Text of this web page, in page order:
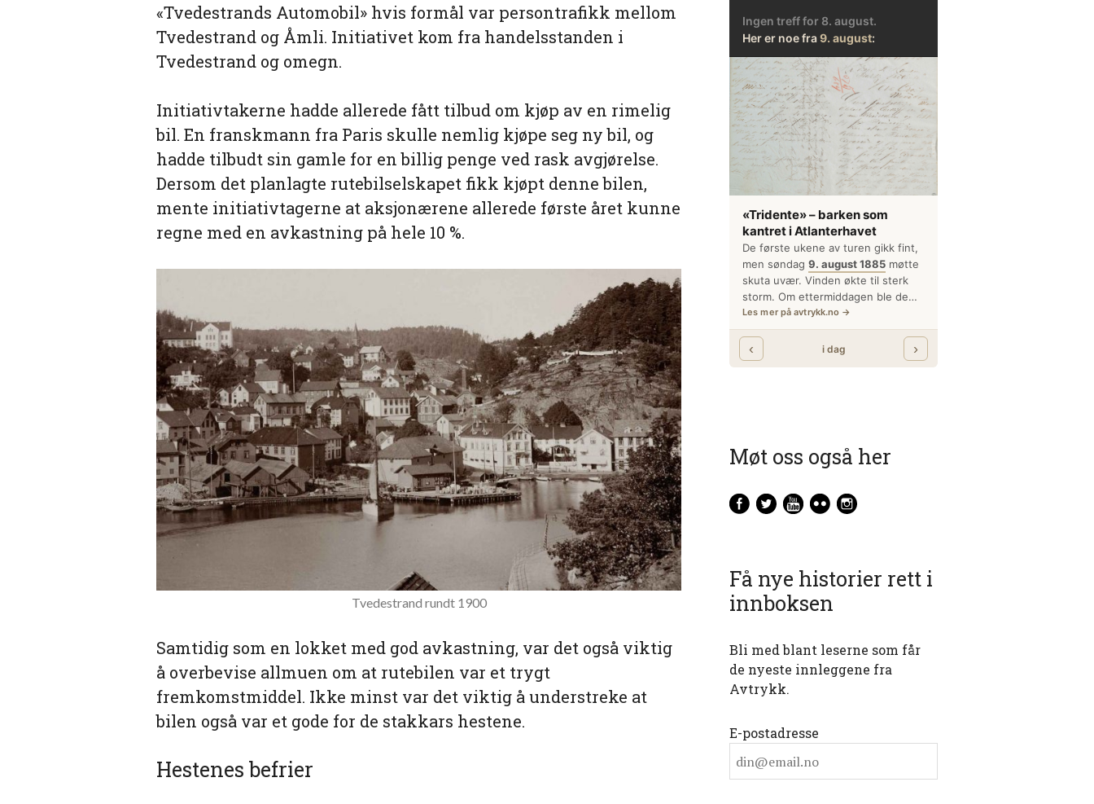
«Tvedestrands Automobil» hvis formål var persontrafikk mellom
Tvedestrand og Åmli. Initiativet kom fra handelsstanden i
Tvedestrand og omegn.
Initiativtakerne hadde allerede fått tilbud om kjøp av en rimelig
bil. En franskmann fra Paris skulle nemlig kjøpe seg ny bil, og
hadde tilbudt sin gamle for en billig penge ved rask avgjørelse.
Dersom det planlagte rutebilselskapet fikk kjøpt denne bilen,
mente initiativtagerne at aksjonærene allerede første året kunne
regne med en avkastning på hele 10 %.
Tvedestrand rundt 1900
Samtidig som en lokket med god avkastning, var det også viktig
å overbevise allmuen om at rutebilen var et trygt
fremkomstmiddel. Ikke minst var det viktig å understreke at
bilen også var et gode for de stakkars hestene.
Hestenes befrier
Møt oss også her
Få nye historier rett i
innboksen
Bli med blant leserne som får
de nyeste innleggene fra
Avtrykk.
E-postadresse